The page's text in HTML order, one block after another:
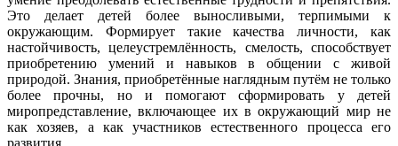
Это делает детей более выносливыми, терпимыми к
окружающим. Формирует такие качества личности, как
настойчивость, целеустремлённость, смелость, способствует
приобретению умений и навыков в общении с живой
природой. Знания, приобретённые наглядным путём не только
более прочны, но и помогают сформировать у детей
миропредставление, включающее их в окружающий мир не
как хозяев, а как участников естественного процесса его
развития